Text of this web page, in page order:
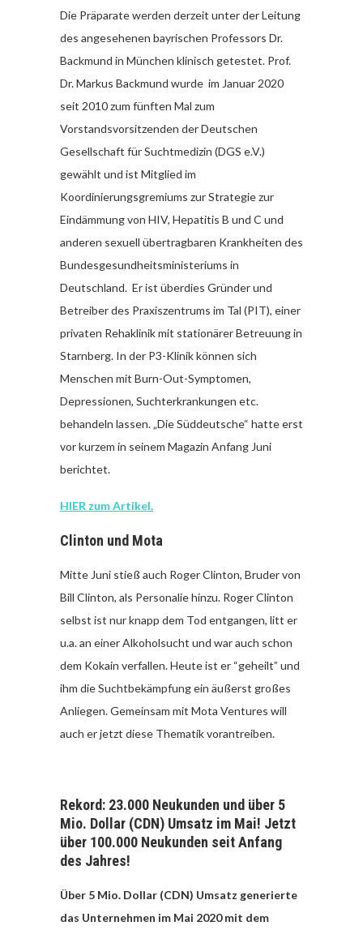
Die Präparate werden derzeit unter der Leitung
des angesehenen bayrischen Professors Dr.
Backmund in München klinisch getestet. Prof.
Dr. Markus Backmund wurde im Januar 2020
seit 2010 zum fünften Mal zum
Vorstandsvorsitzenden der Deutschen
Gesellschaft für Suchtmedizin (DGS e.V.)
gewählt und ist Mitglied im
Koordinierungsgremiums zur Strategie zur
Eindämmung von HIV, Hepatitis B und C und
anderen sexuell übertragbaren Krankheiten des
Bundesgesundheitsministeriums in
Deutschland. Er ist überdies Gründer und
Betreiber des Praxiszentrums im Tal (PIT), einer
privaten Rehaklinik mit stationärer Betreuung in
Starnberg. In der P3-Klinik können sich
Menschen mit Burn-Out-Symptomen,
Depressionen, Suchterkrankungen etc.
behandeln lassen. „Die Süddeutsche“ hatte erst
vor kurzem in seinem Magazin Anfang Juni
berichtet.
HIER zum Artikel.
Clinton und Mota
Mitte Juni stieß auch Roger Clinton, Bruder von
Bill Clinton, als Personalie hinzu. Roger Clinton
selbst ist nur knapp dem Tod entgangen, litt er
u.a. an einer Alkoholsucht und war auch schon
dem Kokain verfallen. Heute ist er “geheilt” und
ihm die Suchtbekämpfung ein äußerst großes
Anliegen. Gemeinsam mit Mota Ventures will
auch er jetzt diese Thematik vorantreiben.
Rekord: 23.000 Neukunden und über 5
Mio. Dollar (CDN) Umsatz im Mai! Jetzt
über 100.000 Neukunden seit Anfang
des Jahres!
Über 5 Mio. Dollar (CDN) Umsatz generierte
das Unternehmen im Mai 2020 mit dem